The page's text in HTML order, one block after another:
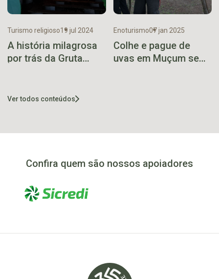
Turismo religioso19 jul 2024
A história milagrosa
por trás da Gruta
Enoturismo07 jan 2025
Colhe e pague de
uvas em Muçum se
Ver todos conteúdos
Confira quem são nossos apoiadores